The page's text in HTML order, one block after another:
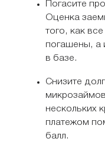
Погасите
Оценка
того, как
погашены, а
в базе.
Снизите
нескольких
платежом
балл.